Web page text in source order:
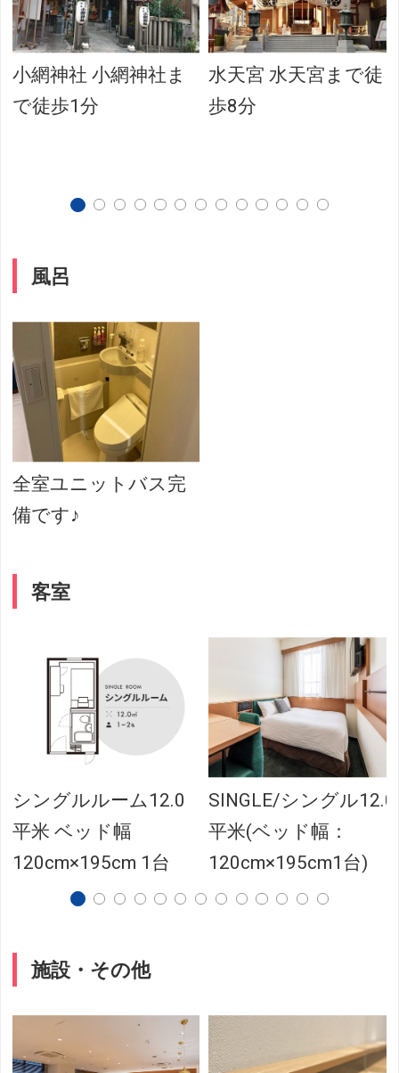
小網神社 小網神社ま
で徒歩1分
水天宮 水天宮まで徒
歩8分
風呂
全室ユニットバス完
備です♪
客室
シングルルーム12.0
平米 ベッド幅
120cm×195cm 1台
SINGLE/シングル12.0
平米(ベッド幅：
120cm×195cm1台)
施設・その他